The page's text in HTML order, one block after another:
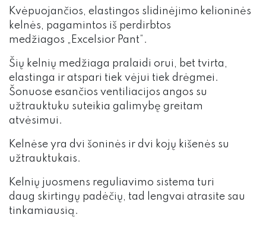
Kvėpuojančios, elastingos slidinėjimo kelioninės
kelnės, pagamintos iš perdirbtos
medžiagos „Excelsior Pant“.
Šių kelnių medžiaga pralaidi orui, bet tvirta,
elastinga ir atspari tiek vėjui tiek drėgmei.
Šonuose esančios ventiliacijos angos su
užtrauktuku suteikia galimybę greitam
atvėsimui.
Kelnėse yra dvi šoninės ir dvi kojų kišenės su
užtrauktukais.
Kelnių juosmens reguliavimo sistema turi
daug skirtingų padėčių, tad lengvai atrasite sau
tinkamiausią.